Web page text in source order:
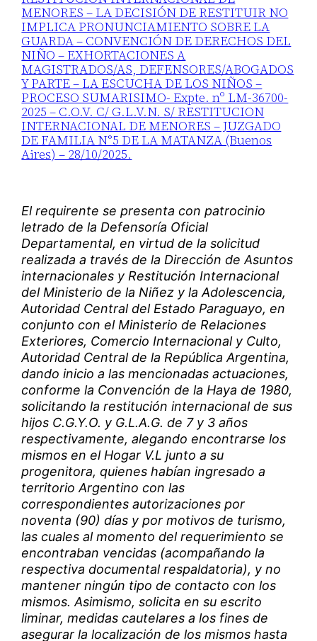
MENORES – LA DECISIÓN DE RESTITUIR NO
IMPLICA PRONUNCIAMIENTO SOBRE LA
GUARDA – CONVENCIÓN DE DERECHOS DEL
NIÑO – EXHORTACIONES A
MAGISTRADOS/AS, DEFENSORES/ABOGADOS
Y PARTE – LA ESCUCHA DE LOS NIÑOS –
PROCESO SUMARISIMO- Expte. nº LM-36700-
2025 – C.O.V. C/ G.L.V.N. S/ RESTITUCION
INTERNACIONAL DE MENORES – JUZGADO
DE FAMILIA N°5 DE LA MATANZA (Buenos
Aires) – 28/10/2025.
El requirente se presenta con patrocinio
letrado de la Defensoría Oficial
Departamental, en virtud de la solicitud
realizada a través de la Dirección de Asuntos
internacionales y Restitución Internacional
del Ministerio de la Niñez y la Adolescencia,
Autoridad Central del Estado Paraguayo, en
conjunto con el Ministerio de Relaciones
Exteriores, Comercio Internacional y Culto,
Autoridad Central de la República Argentina,
dando inicio a las mencionadas actuaciones,
conforme la Convención de la Haya de 1980,
solicitando la restitución internacional de sus
hijos C.G.Y.O. y G.L.A.G. de 7 y 3 años
respectivamente, alegando encontrarse los
mismos en el Hogar V.L junto a su
progenitora, quienes habían ingresado a
territorio Argentino con las
correspondientes autorizaciones por
noventa (90) días y por motivos de turismo,
las cuales al momento del requerimiento se
encontraban vencidas (acompañando la
respectiva documental respaldatoria), y no
mantener ningún tipo de contacto con los
mismos. Asimismo, solicita en su escrito
liminar, medidas cautelares a los fines de
asegurar la localización de los mismos hasta